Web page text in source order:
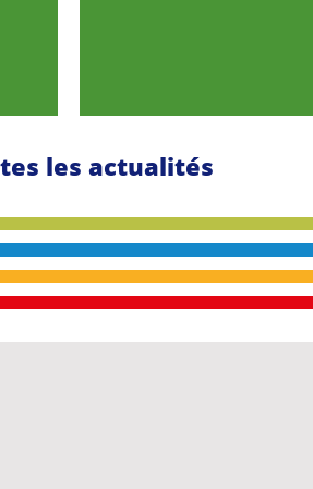
les actualités